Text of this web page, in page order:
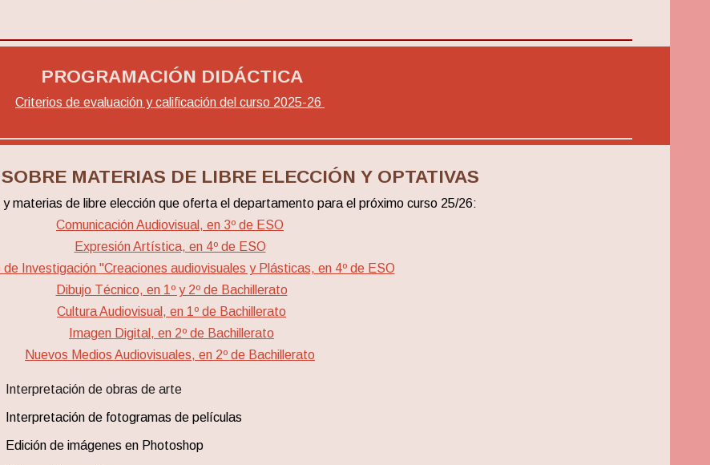
PROGRAMACIÓN DIDÁCTICA
Criterios de evaluación y calificación del curso 2025-26
MATERIAS DE LIBRE ELECCIÓN Y OPTATIVAS
materias de libre elección que oferta el departamento para el próximo curso 25/26:
Comunicación Audiovisual, en 3º de ESO
Expresión Artística, en 4º de ESO
de Investigación "Creaciones audiovisuales y Plásticas, en 4º de ESO
Dibujo Técnico, en 1º y 2º de Bachillerato
Cultura Audiovisual, en 1º de Bachillerato
Imagen Digital, en 2º de Bachillerato
Nuevos Medios Audiovisuales, en 2º de Bachillerato
Interpretación de obras de arte
Interpretación de fotogramas de películas
Edición de imágenes en Photoshop